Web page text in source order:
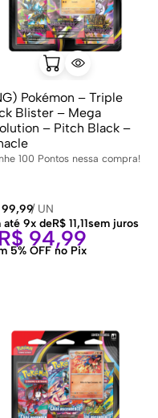
Pokémon – Triple
Blister – Mega
– Pitch Black –
100 Pontos nessa compra!
/UN
até 9x deR$11,11sem juros
94,99
5% OFF no Pix